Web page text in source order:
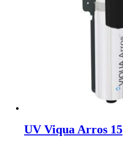
UV Viqua Arros 15